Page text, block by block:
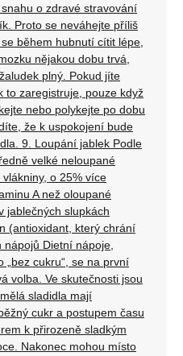
o zdravé stravování
Proto se neváhejte příliš
během hubnutí cítit lépe,
nějakou dobu trvá,
plný. Pokud jíte
to zaregistruje, pouze když
nebo polykejte po dobu
že k uspokojení bude
9. Loupání jablek Podle
velké neloupané
o 25% více
A než oloupané
jablečných slupkách
(antioxidant, který chrání
Dietní nápoje,
„bez cukru“, se na první
volba. Ve skutečnosti jsou
sladidla mají
cukr a postupem času
k přirozeně sladkým
Nakonec mohou místo